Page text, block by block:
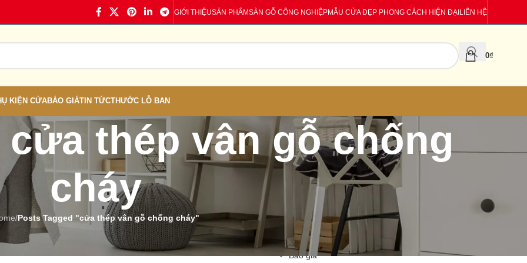
GIỚI THIỆUSẢN PHẨMSÀN GỖ CÔNG NGHIỆPMẪU CỬA ĐẸP PHONG CÁCH HIỆN ĐẠILIÊN HỆ
0₫
KIỆN CỬABÁO GIÁTIN TỨCTHƯỚC LỖ BAN
thép vân gỗ chống
cháy
/Posts Tagged "cửa thép vân gỗ chống cháy"
CATEGORIES
Báo giá